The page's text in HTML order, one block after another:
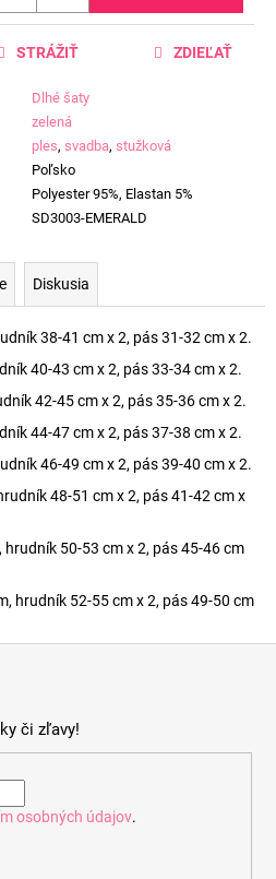
Dlhé šaty
zelená
ples, svadba, stužková
Poľsko
Polyester 95%, Elastan 5%
SD3003-EMERALD
STRÁŽIŤ ZDIEĽAŤ
Diskusia
38-41 cm x 2, pás 31-32 cm x 2.
40-43 cm x 2, pás 33-34 cm x 2.
42-45 cm x 2, pás 35-36 cm x 2.
44-47 cm x 2, pás 37-38 cm x 2.
46-49 cm x 2, pás 39-40 cm x 2.
48-51 cm x 2, pás 41-42 cm x
50-53 cm x 2, pás 45-46 cm
hrudník 52-55 cm x 2, pás 49-50 cm
či zľavy!
osobných údajov.